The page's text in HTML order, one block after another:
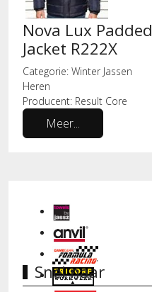
Nova Lux Padded
Jacket R222X
Categorie: Winter Jassen
Heren
Producent: Result Core
Meer...
Snel naar